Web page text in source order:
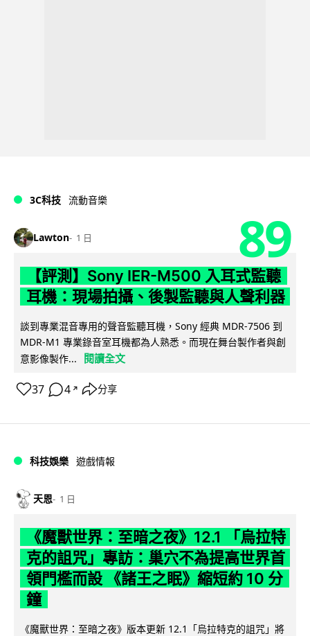
3C科技 流動音樂
Lawton 1 日 89
【評測】Sony IER-M500 入耳式監聽
耳機：現場拍攝、後製監聽與人聲利器
談到專業混音專用的聲音監聽耳機，Sony 經典 MDR-7506 到
MDR-M1 專業錄音室耳機都為人熟悉。而現在舞台製作者與創
意影像製作...
閱讀全文
37 4 ↗ 分享
科技娛樂 遊戲情報
天恩 1 日
《魔獸世界：至暗之夜》12.1 「烏拉特
克的詛咒」專訪：巢穴不為提高世界首
領門檻而設 《諸王之眠》縮短約 10 分
鐘
《魔獸世界：至暗之夜》版本更新 12.1「烏拉特克的詛咒」將